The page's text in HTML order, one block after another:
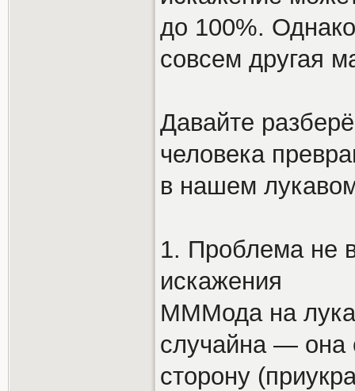
до 100%.
совсем другая
Давайте
человека
в нашем
1. Проблема не
искажения
МММода на
случайна — она
сторону